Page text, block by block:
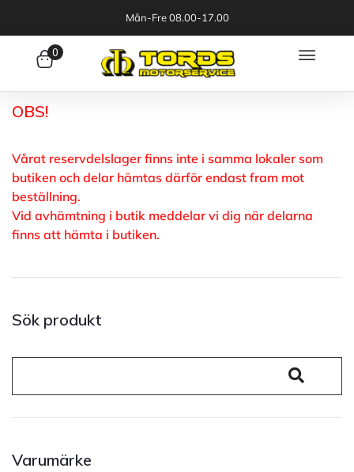
Mån-Fre 08.00-17.00
0
OBS!
Vårat reservdelslager finns inte i samma lokaler som
butiken och delar hämtas därför endast fram mot
beställning.
Vid avhämtning i butik meddelar vi dig när delarna
finns att hämta i butiken.
Sök produkt
Varumärke